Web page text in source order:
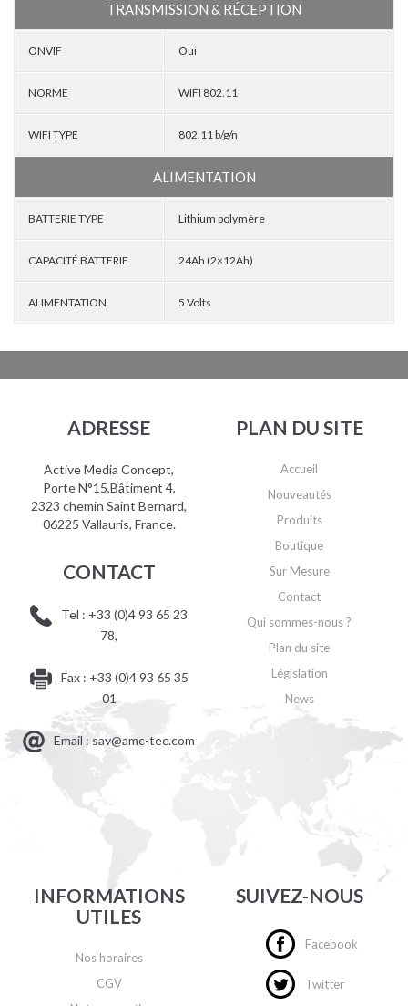
TRANSMISSION & RÉCEPTION
ONVIF Oui
NORME WIFI 802.11
WIFI TYPE 802.11 b/g/n
ALIMENTATION
BATTERIE TYPE Lithium polymère
CAPACITÉ BATTERIE 24Ah (2×12Ah)
ALIMENTATION 5 Volts
ADRESSE
Active Media Concept,
Porte N°15,Bâtiment 4,
2323 chemin Saint Bernard,
06225 Vallauris, France.
CONTACT
Tel : +33 (0)4 93 65 23
78,
Fax : +33 (0)4 93 65 35
01
Email : sav@amc-tec.com
PLAN DU SITE
Accueil
Nouveautés
Produits
Boutique
Sur Mesure
Contact
Qui sommes-nous ?
Plan du site
Législation
News
INFORMATIONS
UTILES
Nos horaires
CGV
SUIVEZ-NOUS
Facebook
Twitter